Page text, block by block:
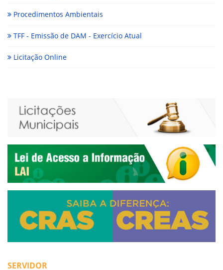
Procedimentos Ambientais
TFF - Emissão de DAM - Exercício Atual
Licitação Online
SERVIDOR